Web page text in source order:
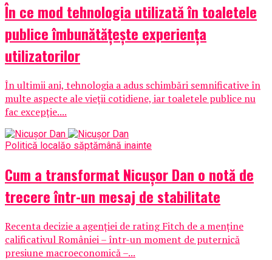
În ce mod tehnologia utilizată în toaletele
publice îmbunătățește experiența
utilizatorilor
În ultimii ani, tehnologia a adus schimbări semnificative în
multe aspecte ale vieții cotidiene, iar toaletele publice nu
fac excepție....
Politică localăo săptămână inainte
Cum a transformat Nicușor Dan o notă de
trecere într-un mesaj de stabilitate
Recenta decizie a agenției de rating Fitch de a menține
calificativul României – într-un moment de puternică
presiune macroeconomică –...